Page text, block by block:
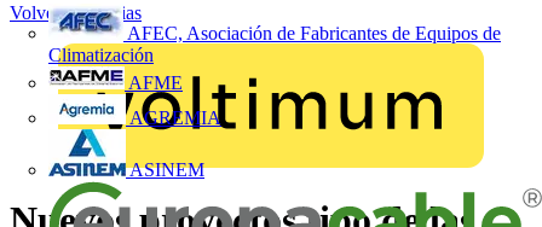
AFEC, Asociación de Fabricantes de Equipos de
Climatización
AFME
AGREMIA
ASINEM
Volver a Noticias